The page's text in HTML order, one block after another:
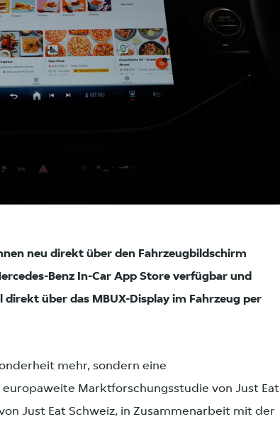
neu direkt über den Fahrzeugbildschirm
Benz In-Car App Store verfügbar und
über das MBUX-Display im Fahrzeug per
mehr, sondern eine
Marktforschungsstudie von Just Eat
Just Eat Schweiz, in Zusammenarbeit mit der